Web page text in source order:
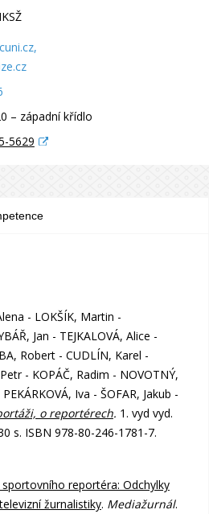
,
– západní křídlo
5629
- LOKŠÍK, Martin -
Jan - TEJKALOVÁ, Alice -
Robert - CUDLÍN, Karel -
- KOPÁČ, Radim - NOVOTNÝ,
Iva - ŠOFAR, Jakub -
o reportérech. 1. vyd vyd.
s. ISBN 978-80-246-1781-7.
sportovního reportéra: Odchylky
žurnalistiky. Mediažurnál.